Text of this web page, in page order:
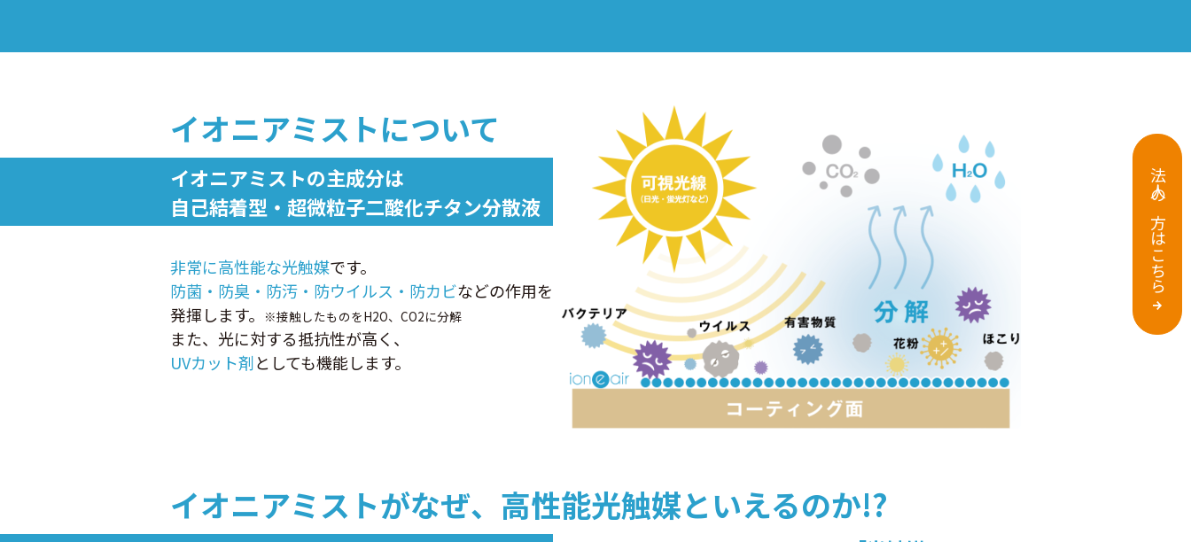
イオニアミストについて
イオニアミストの主成分は
自己結着型・超微粒子二酸化チタン分散液
非常に高性能な光触媒です。
防菌・防臭・防汚・防ウイルス・防カビなどの作用を
発揮します。
※接触したものをH2O、CO2に分解
また、光に対する抵抗性が高く、
UVカット剤としても機能します。
イオニアミストがなぜ、 高性能光触媒といえるのか!?
法人の方はこちら